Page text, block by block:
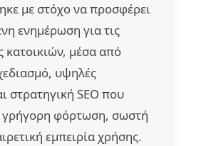
με στόχο να προσφέρει
ενημέρωση για τις
κατοικιών, μέσα από
υψηλές
στρατηγική SEO που
γρήγορη φόρτωση, σωστή
εμπειρία χρήσης.